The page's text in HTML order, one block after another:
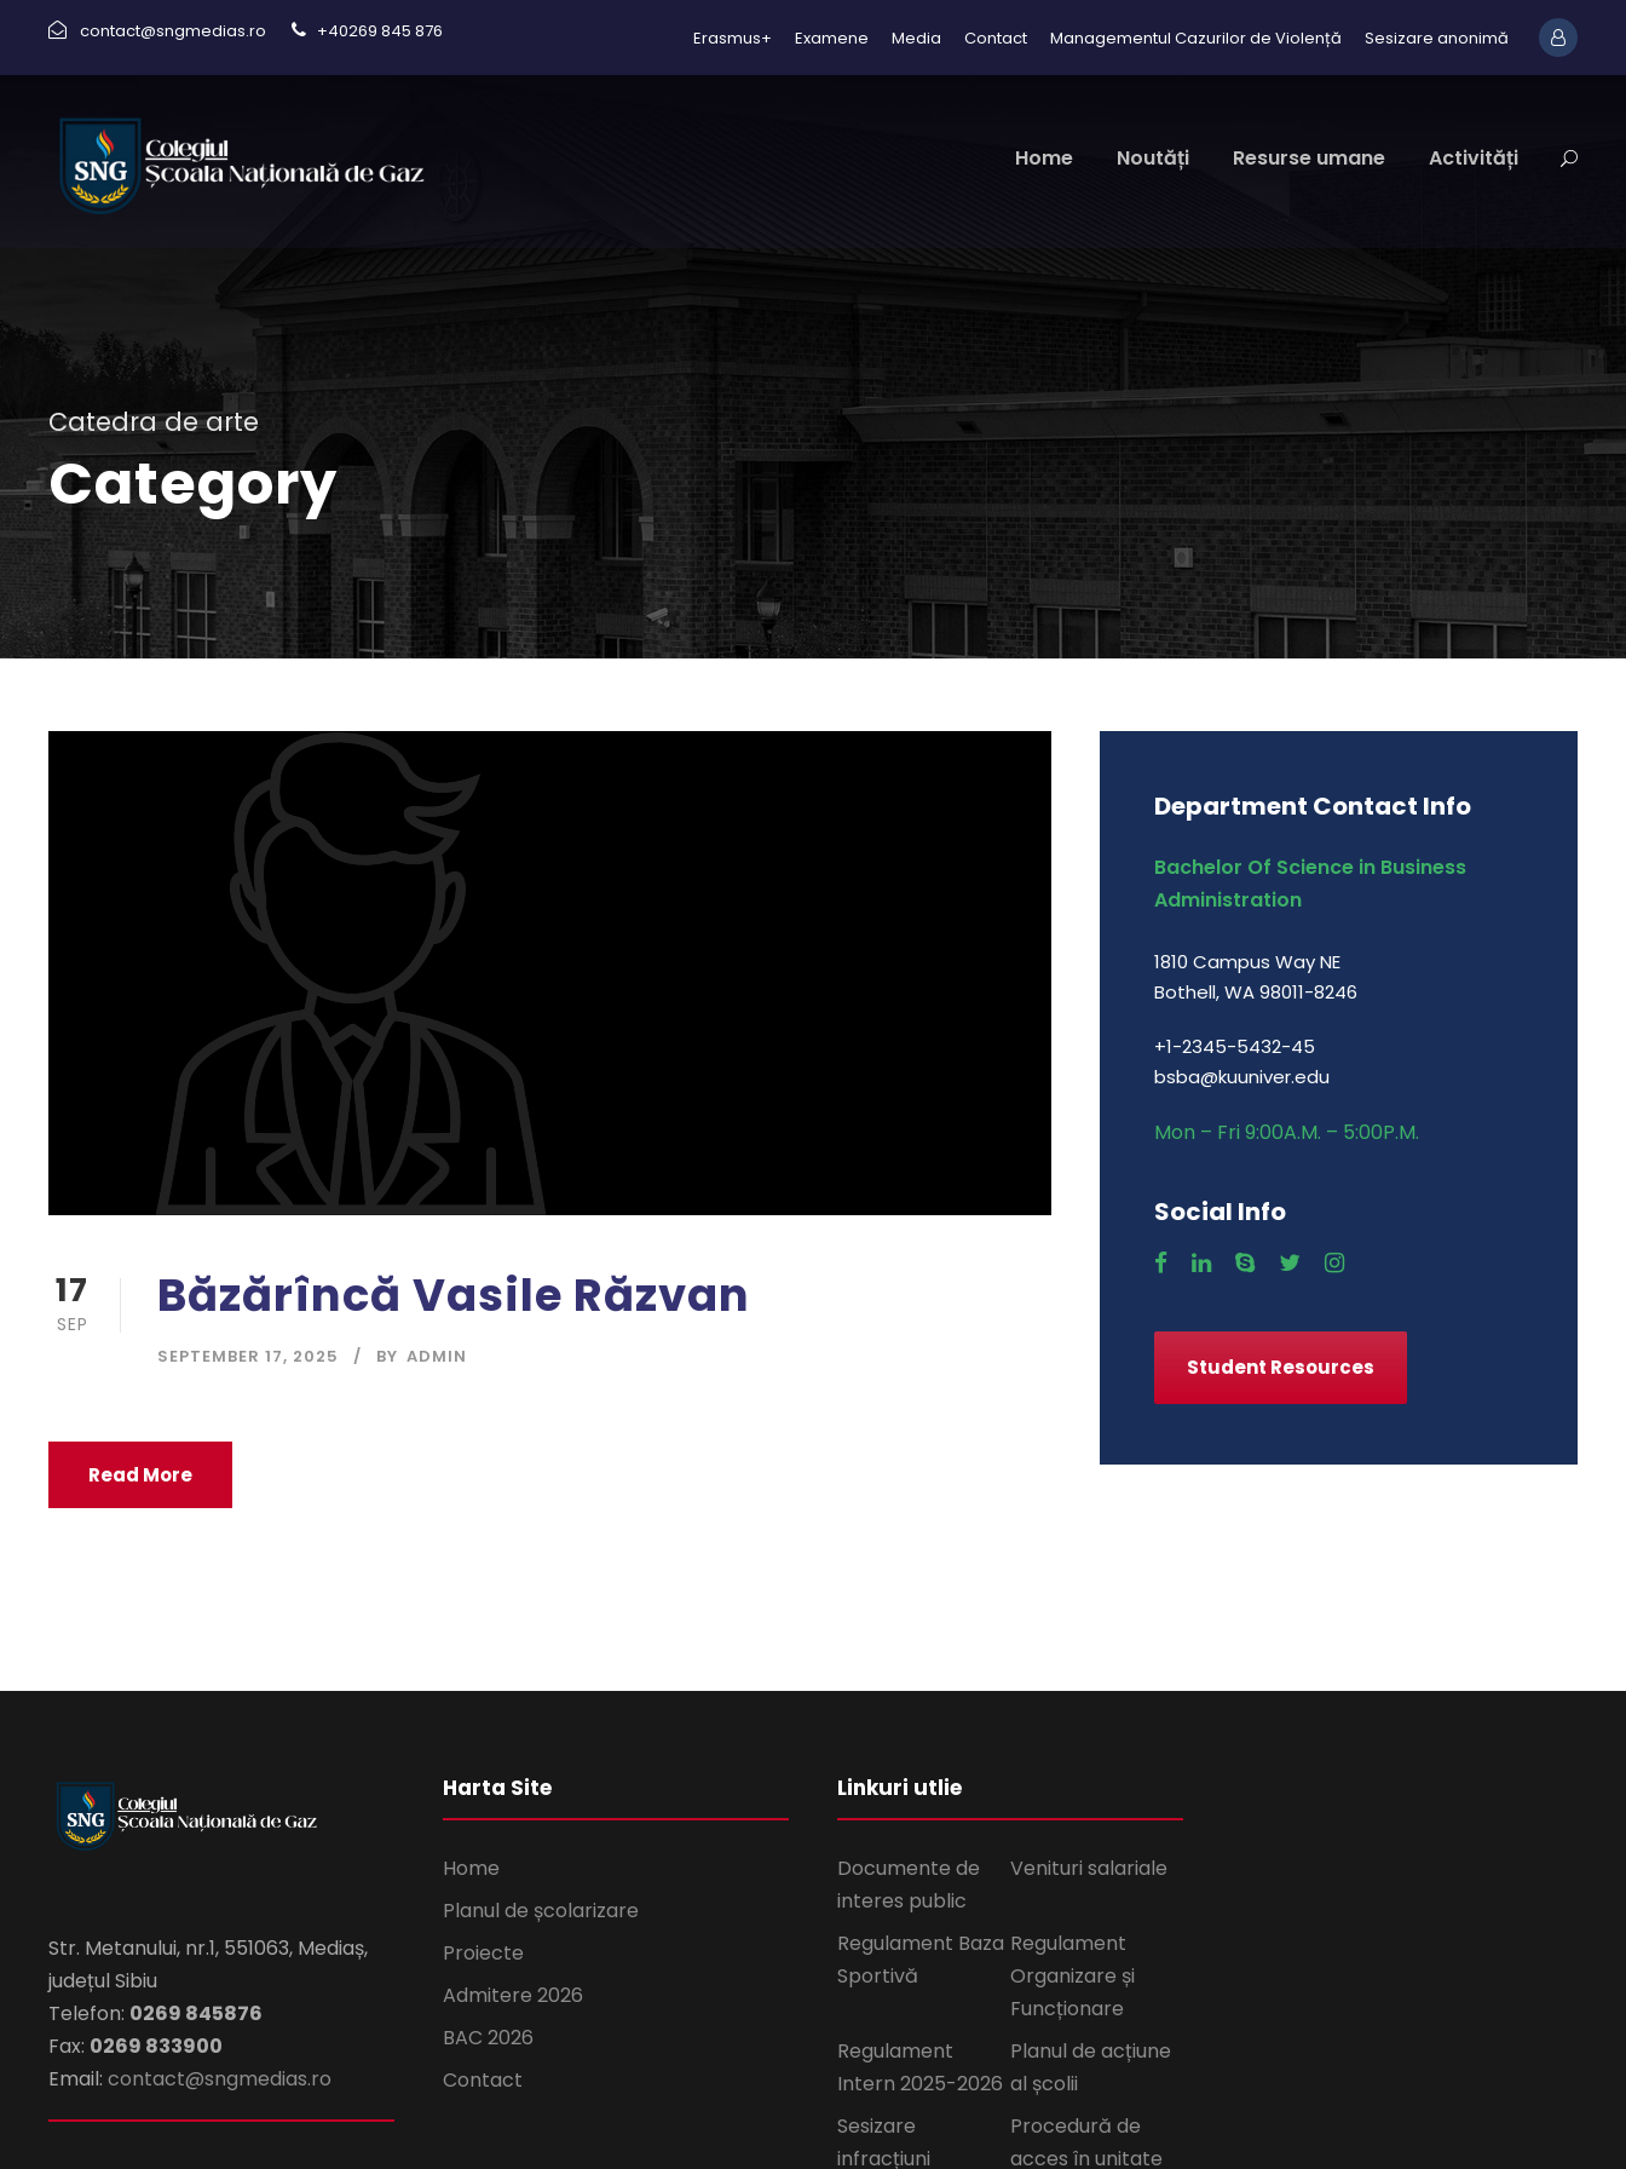
contact@sngmedias.ro +40269 845 876 Erasmus+ Examene Media Contact Managementul Cazurilor de Violență Sesizare anonimă
Home Noutăți Resurse umane Activități
Catedra de arte
Category
17
SEP Băzărîncă Vasile Răzvan
SEPTEMBER 17, 2025 BY ADMIN
Read More
Department Contact Info
Bachelor Of Science in Business
Administration
1810 Campus Way NE
Bothell, WA 98011-8246
+1-2345-5432-45
bsba@kuuniver.edu
Mon – Fri 9:00A.M. – 5:00P.M.
Social Info
Student Resources
Str. Metanului, nr.1, 551063, Mediaș,
județul Sibiu
Telefon: 0269 845876
Fax: 0269 833900
Email: contact@sngmedias.ro
Harta Site
Home
Planul de școlarizare
Proiecte
Admitere 2026
BAC 2026
Contact
Linkuri utlie
Documente de
interes public
Venituri salariale
Regulament Baza
Sportivă
Regulament
Organizare și
Funcționare
Regulament
Intern 2025-2026
Planul de acțiune
al școlii
Sesizare
infracțiuni
Procedură de
acces în unitate